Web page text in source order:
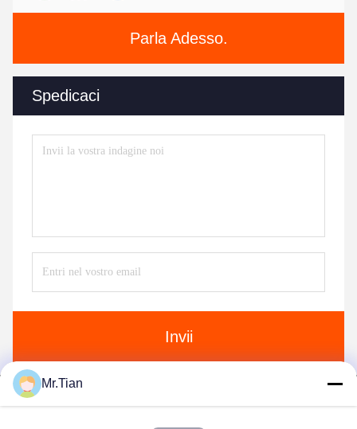
Parla Adesso.
Spedicaci
Invii
Mr.Tian